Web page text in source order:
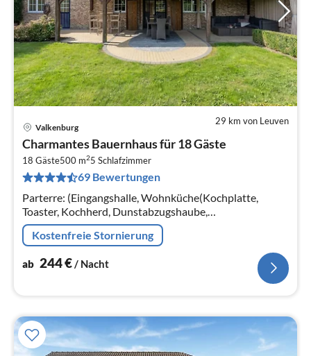
29 km von Leuven
Valkenburg
Charmantes Bauernhaus für 18 Gäste
18 Gäste500 m25 Schlafzimmer
69 Bewertungen
Parterre: (Eingangshalle, Wohnküche(Kochplatte,
Toaster, Kochherd, Dunstabzugshaube,
Kaffeemaschine(cups, Espresso, Filter, pads)
Kostenfreie Stornierung
ab 244€/ Nacht